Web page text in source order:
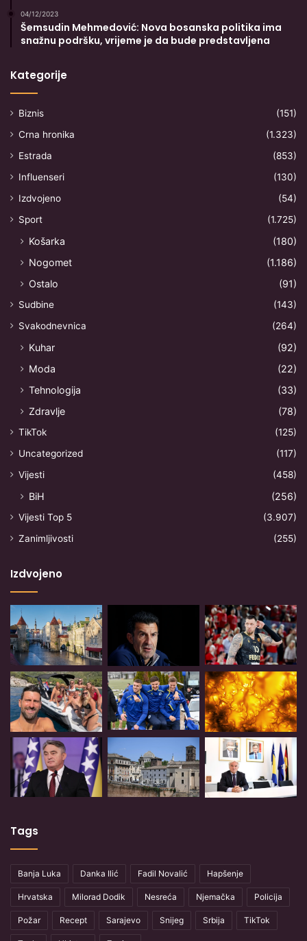
04/12/2023
Šemsudin Mehmedović: Nova bosanska politika ima
snažnu podršku, vrijeme je da bude predstavljena
Kategorije
Biznis
(151)
Crna hronika
(1.323)
Estrada
(853)
Influenseri
(130)
Izdvojeno
(54)
Sport
(1.725)
Košarka
(180)
Nogomet
(1.186)
Ostalo
(91)
Sudbine
(143)
Svakodnevnica
(264)
Kuhar
(92)
Moda
(22)
Tehnologija
(33)
Zdravlje
(78)
TikTok
(125)
Uncategorized
(117)
Vijesti
(458)
BiH (256)
Vijesti Top 5
(3.907)
Zanimljivosti
(255)
Izdvojeno
Tags
Banja Luka Danka Ilić Fadil Novalić Hapšenje
Hrvatska Milorad Dodik Nesreća Njemačka Policija
Požar Recept Sarajevo Snijeg Srbija TikTok